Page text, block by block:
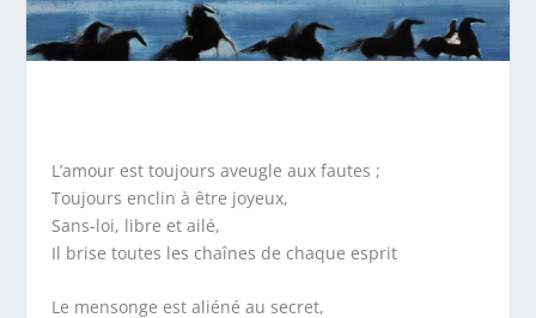
L’amour est toujours aveugle aux fautes ;
Toujours enclin à être joyeux,
Sans-loi, libre et ailé,
Il brise toutes les chaînes de chaque esprit
Le mensonge est aliéné au secret,